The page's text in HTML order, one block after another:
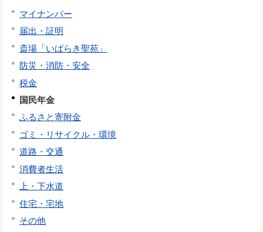
マイナンバー
届出・証明
斎場「いばらき聖苑」
防災・消防・安全
税金
国民年金
ふるさと寄附金
ゴミ・リサイクル・環境
道路・交通
消費者生活
上・下水道
住宅・宅地
その他